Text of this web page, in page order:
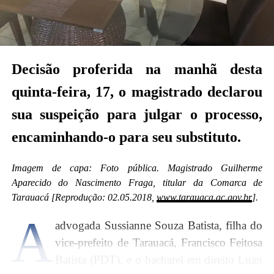
Lima ou Dr Marcos Rafael Maciel de Souza
(magistrados da Comarca de Feijó).
Decisão proferida na manhã desta
quinta-feira, 17, o magistrado declarou
sua suspeição para julgar o processo,
encaminhando-o para seu substituto.
Imagem de capa: Foto pública. Magistrado Guilherme
Aparecido do Nascimento Fraga, titular da Comarca de
Tarauacá [Reprodução: 02.05.2018, www.tarauaca.ac.gov.br].
A
advogada Sussianne Souza Batista, filha do
vice-prefeito de Tarauacá, Francisco Feitosa